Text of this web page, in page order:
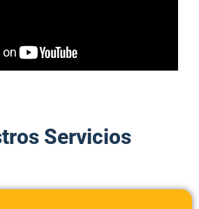
Servicios